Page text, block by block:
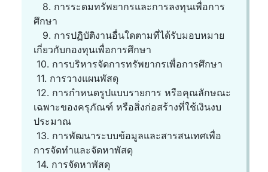
8. การระดมทรัพยากรและการลงทุนเพื่อการ
ศึกษา
9. การปฏิบัติงานอื่นใดตามที่ได้รับมอบหมาย
เกี่ยวกับกองทุนเพื่อการศึกษา
10. การบริหารจัดการทรัพยากรเพื่อการศึกษา
11. การวางแผนพัสดุ
12. การกำหนดรูปแบบรายการ หรือคุณลักษณะ
เฉพาะของครุภัณฑ์ หรือสิ่งก่อสร้างที่ใช้เงินงบ
ประมาณ
13. การพัฒนาระบบข้อมูลและสารสนเทศเพื่อ
การจัดทำและจัดหาพัสดุ
14. การจัดหาพัสดุ